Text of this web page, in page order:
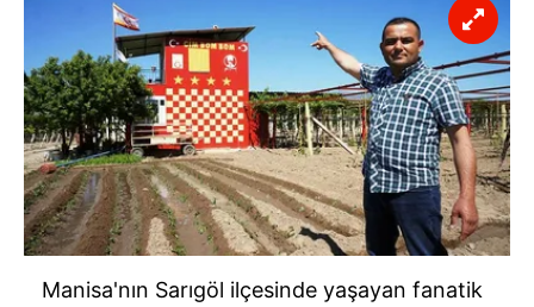
Manisa'nın Sarıgöl ilçesinde yaşayan fanatik